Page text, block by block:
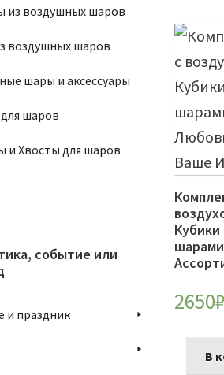
2650
В
из воздушных шаров
воздушных шаров
шары и аксессуары
шаров
и Хвосты для шаров
событие или
и праздник